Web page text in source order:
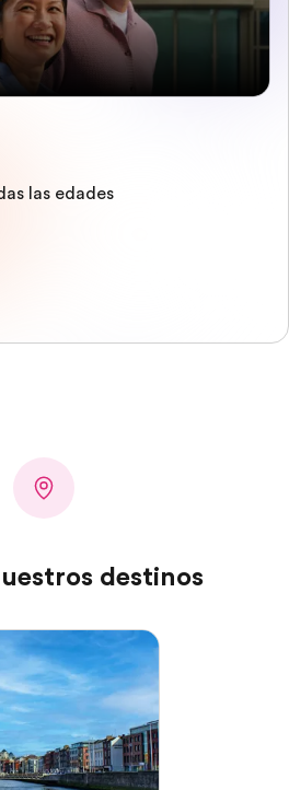
las edades
destinos